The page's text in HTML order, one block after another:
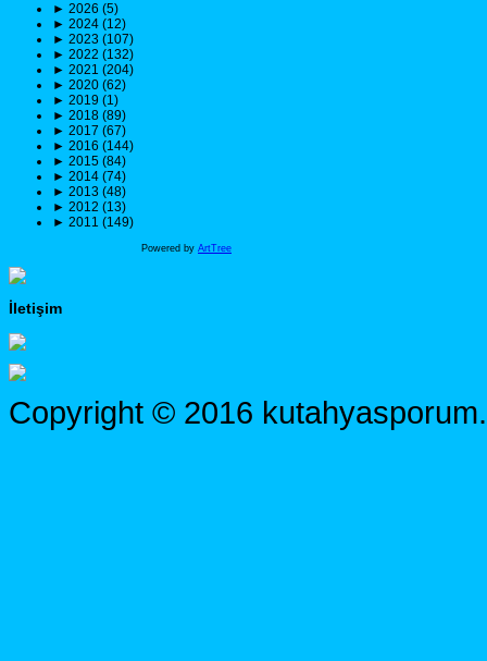
► 2026 (5)
► 2024 (12)
► 2023 (107)
► 2022 (132)
► 2021 (204)
► 2020 (62)
► 2019 (1)
► 2018 (89)
► 2017 (67)
► 2016 (144)
► 2015 (84)
► 2014 (74)
► 2013 (48)
► 2012 (13)
► 2011 (149)
Powered by ArtTree
İletişim
Copyright © 2016